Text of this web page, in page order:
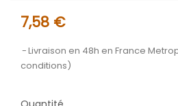
7,58 €
Livraison en 48h en France
conditions)